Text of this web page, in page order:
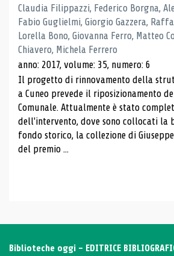
Claudia Filippazzi, Federico Borgna,
Fabio Guglielmi, Giorgio Gazzera,
Lorella Bono, Giovanna Ferro, Matteo
Chiavero, Michela Ferrero
anno: 2017, volume: 35, numero: 6
Il progetto di rinnovamento della
a Cuneo prevede il riposizionamento
Comunale. Attualmente è stato
dell'intervento, dove sono collocati la
fondo storico, la collezione di
del premio ...
Biblioteche oggi - EDITRICE